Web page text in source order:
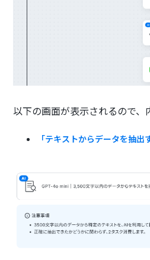
以下の画面が表示されるので、
「テキストからデータを抽